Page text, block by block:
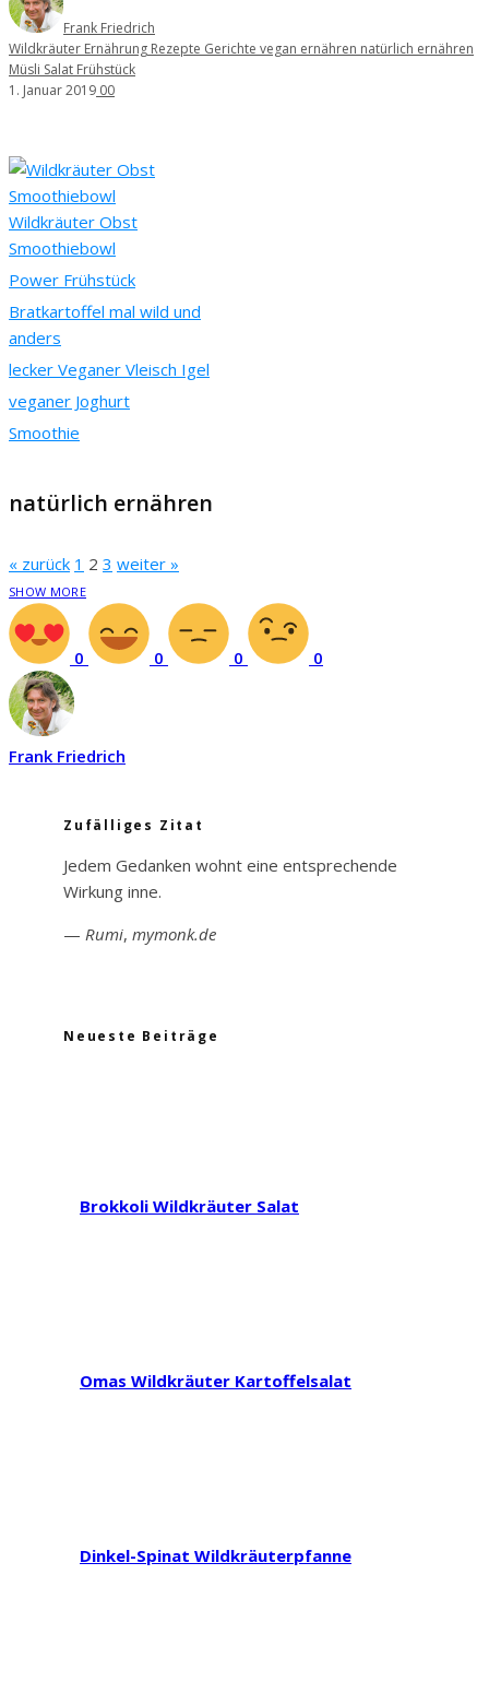
Frank Friedrich
Wildkräuter Ernährung Rezepte Gerichte vegan ernähren natürlich ernähren
Müsli Salat Frühstück
1. Januar 2019 00
Wildkräuter Obst
Smoothiebowl
Power Frühstück
Bratkartoffel mal wild und
anders
lecker Veganer Vleisch Igel
veganer Joghurt
Smoothie
natürlich ernähren
« zurück 1 2 3 weiter »
SHOW MORE
0 0 0 0
Frank Friedrich
Zufälliges Zitat
Jedem Gedanken wohnt eine entsprechende
Wirkung inne.
— Rumi, mymonk.de
Neueste Beiträge
Brokkoli Wildkräuter Salat
Omas Wildkräuter Kartoffelsalat
Dinkel-Spinat Wildkräuterpfanne